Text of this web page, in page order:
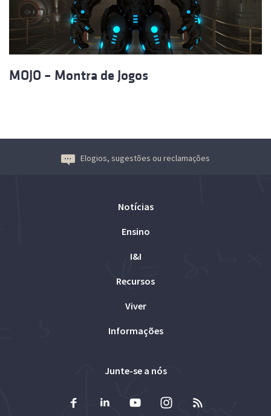
MOJO – Montra de Jogos
Elogios, sugestões ou reclamações
Notícias
Ensino
I&I
Recursos
Viver
Informações
Junte-se a nós